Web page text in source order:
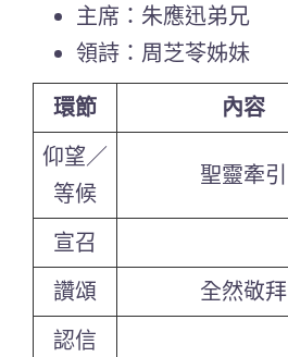
主席：朱應迅弟兄
領詩：周芝苓姊妹
環節
內容
仰望／
等候
聖靈牽引
宣召
讚頌
全然敬拜
認信